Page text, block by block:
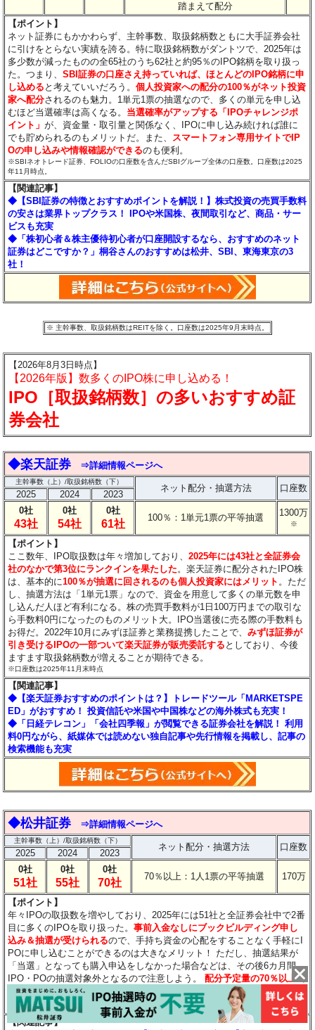
踏まえて配分
【ポイント】
ネット証券にもかかわらず、主幹事数、取扱銘柄数ともに大手証券会社
に引けをとらない実績を誇る。特に取扱銘柄数がダントツで、2025年は
多少数が減ったものの全65社のうち62社と約95％のIPO銘柄を取り扱っ
た。つまり、SBI証券の口座さえ持っていれば、ほとんどのIPO銘柄に申
し込める と考えていいだろう。個人投資家への配分の100％がネット投資
家へ配分されるのも魅力。1単元1票の抽選なので、多くの単元を申し込
むほど当選確率は高くなる。 当選確率がアップする「IPOチャレンジポ
イント」が、資金量・取引量と関係なく、IPOに申し込み続ければ誰に
でも貯められるのもメリットだ。また、 スマートフォン専用サイトでIP
Oの申し込みや情報確認ができるのも便利。
※SBIネオトレード証券、FOLIOの口座数を含んだSBIグループ全体の口座数。口座数は2025
年11月時点。
【関連記事】
◆【SBI証券の特徴とおすすめポイントを解説！】株式投資の売買手数料
の安さは業界トップクラス！ IPOや米国株、夜間取引など、商品・サー
ビスも充実
◆「株初心者＆株主優待初心者が口座開設するなら、おすすめのネット
証券はどこですか？」桐谷さんのおすすめは松井、SBI、東海東京の3
社！
※ 主幹事数、取扱銘柄数はREITを除く。口座数は2025年9月末時点。
【2026年8月3日時点】
【2026年版】数多くのIPO株に申し込める！
IPO［取扱銘柄数］の多いおすすめ証
券会社
◆楽天証券 ⇒詳細情報ページへ
主幹事数（上）/取扱銘柄数（下）
ネット配分・抽選方法 口座数
2025 2024
2023
0社
43社
0社
54社
0社
61社
100％：1単元1票の平等抽選 1300万
※
【ポイント】
ここ数年、IPO取扱数は年々増加しており、2025年には43社と全証券会
社のなかで第3位にランクインを果たした。楽天証券に配分されたIPO株
は、基本的に100％が抽選に回されるのも個人投資家にはメリット 。ただ
し、抽選方法は「1単元1票」なので、資金を用意して多くの単元数を申
し込んだ人ほど有利になる。株の売買手数料が1日100万円までの取引な
ら手数料0円になったのものメリット大。IPO当選後に売る際の手数料も
お得だ。2022年10月にみずほ証券と業務提携したことで、みずほ証券が
引き受けるIPOの一部ついて楽天証券が販売委託する としており、今後
ますます取扱銘柄数が増えることが期待できる。
※口座数は2025年11月末時点
【関連記事】
◆【楽天証券おすすめのポイントは？】トレードツール「MARKETSPE
ED」がおすすめ！ 投資信託や米国や中国株などの海外株式も充実！
◆「日経テレコン」「会社四季報」が閲覧できる証券会社を解説！ 利用
料0円ながら、紙媒体では読めない独自記事や先行情報を掲載し、記事の
検索機能も充実
◆松井証券 ⇒詳細情報ページへ
主幹事数（上）/取扱銘柄数（下）
ネット配分・抽選方法 口座数
2025 2024
2023
0社
51社
0社
55社
0社
70社
70％以上：1人1票の平等抽選 170万
【ポイント】
年々IPOの取扱数を増やしており、2025年には51社と全証券会社中で2番
目に多くのIPOを取り扱った。事前入金なしにブックビルディング申し
込み＆抽選が受けられるので、手持ち資金の心配をすることなく手軽にI
POに申し込むことができるのは大きなメリット！
ただし、抽選結果が
「当選」となっても購入申込をしなかった場合などは、その後6カ月間、
IPO・POの抽選対象外となるので注意しよう。配分予定量の70％以上で
「1人1票」の平等抽選が行われるので、限られた資金しかない個人投資
家でも当選が期待できる。
【関連記事】